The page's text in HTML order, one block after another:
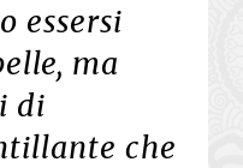
essersi
ma
di
che